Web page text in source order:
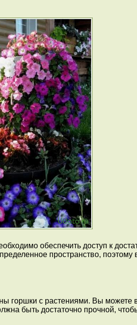
обеспечить доступ к
пространство, поэтому
горшки с растениями. Вы можете
быть достаточно прочной,